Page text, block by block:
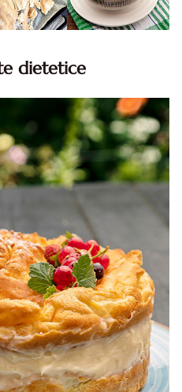
dietetice
100 Retete mancare
dieta.